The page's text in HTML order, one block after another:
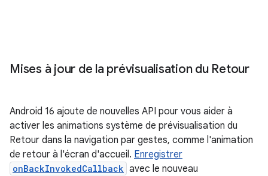
Mises à jour de la prévisualisation du Retour
Android 16 ajoute de nouvelles API pour vous aider à
activer les animations système de prévisualisation du
Retour dans la navigation par gestes, comme l'animation
de retour à l'écran d'accueil. Enregistrer
onBackInvokedCallback avec le nouveau